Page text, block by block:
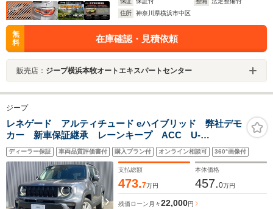
住所
神奈川県横浜市中区
無
料
在庫確認・見積依頼
販売店： ジープ横浜本牧オートエキスパートセンター
ジープ
レネゲード アルティチュード eハイブリッド 弊社デモ
カー 新車保証継承 レーンキープ ACC U-
Connect ETC2.0 シートヒーター LED 純正17イン
チAW BSM
ディーラー保証 車両品質評価書付 購入プラン付 オンライン相談可 360°画像付
支払総額
473.7万円
本体価格
457.0万円
残価ローン 月々22,000円